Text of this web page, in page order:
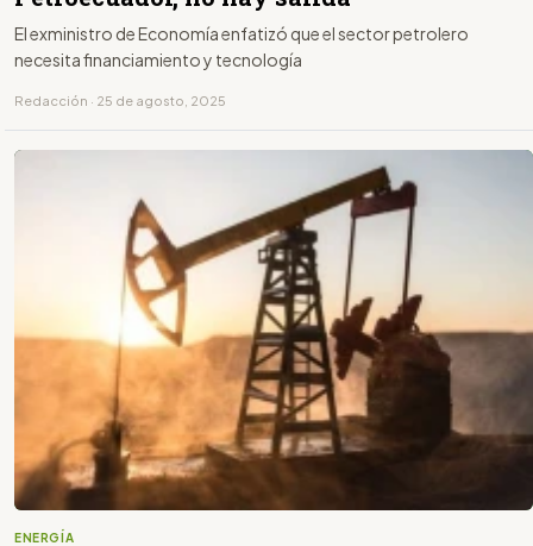
El exministro de Economía enfatizó que el sector petrolero
necesita financiamiento y tecnología
Redacción · 25 de agosto, 2025
ENERGÍA